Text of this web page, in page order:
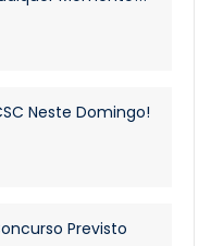
Neste Domingo!
Previsto